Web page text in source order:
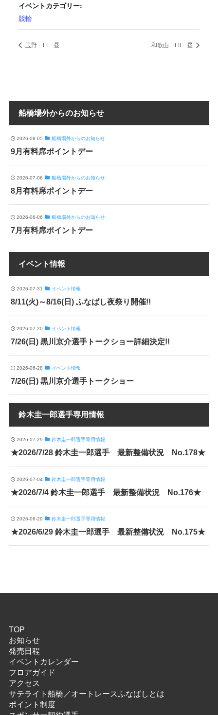
イベントカテゴリー:
競輪
玉野 FⅠ 昼 和歌山 FⅡ 昼
船橋場外からのお知らせ
2026-08-05 船橋場外からのお知らせ
9月有料席ポイントデー
2026-07-06 船橋場外からのお知らせ
8月有料席ポイントデー
2026-06-06 船橋場外からのお知らせ
7月有料席ポイントデー
イベント情報
2026-07-31 イベント情報
8/11(火)～8/16(日) ふなばし夜祭り開催!!
2026-07-20 イベント情報
7/26(日) 黒川京介選手トークショー詳細決定!!
2026-06-28 イベント情報
7/26(日) 黒川京介選手トークショー
鈴木圭一郎選手専用情報
2026-07-29 鈴木圭一郎選手専用情報
★2026/7/28 鈴木圭一郎選手 最新整備状況 No.178★
2026-07-04 鈴木圭一郎選手専用情報
★2026/7/4 鈴木圭一郎選手 最新整備状況 No.176★
2026-06-29 鈴木圭一郎選手専用情報
★2026/6/29 鈴木圭一郎選手 最新整備状況 No.175★
TOP
お知らせ
発売日程
イベントカレンダー
フロアガイド
アクセス
サテライト船橋／オートレースふなばしとは
ポイント制度